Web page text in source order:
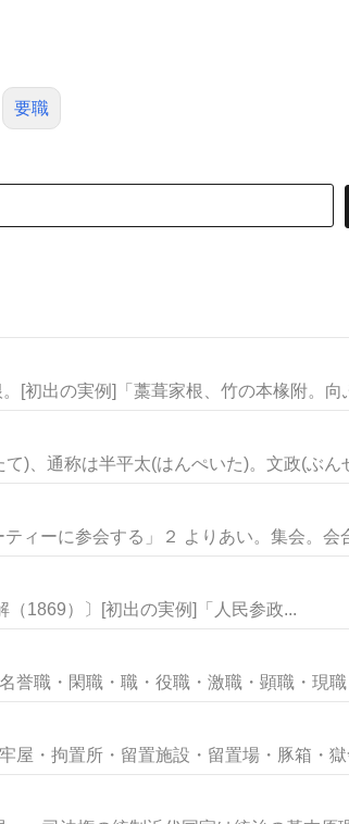
要職
[初出の実例]「藁葺家根、竹の本椽附。向
)、通称は半平太(はんぺいた)。文政(ぶん
ィーに参会する」２ よりあい。集会。会
1869）〕[初出の実例]「人民参政...
誉職・閑職・職・役職・激職・顕職・現
屋・拘置所・留置施設・留置場・豚箱・